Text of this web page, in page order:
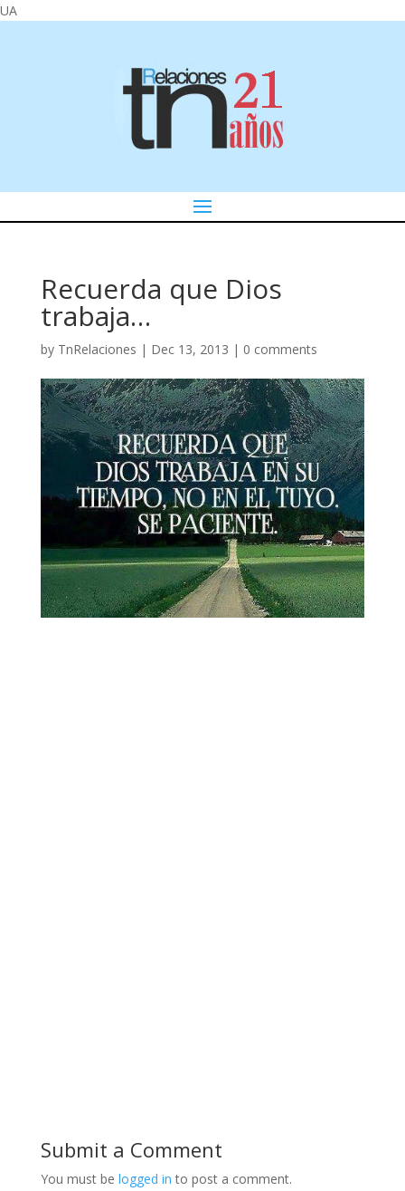
UA
Recuerda que Dios
trabaja…
by TnRelaciones | Dec 13, 2013 | 0 comments
Submit a Comment
You must be logged in to post a comment.